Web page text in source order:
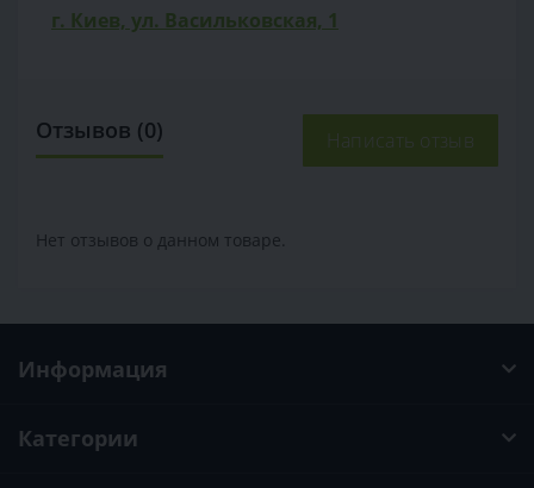
г. Киев, ул. Васильковская, 1
Отзывов (0) Написать отзыв
Нет отзывов о данном товаре.
Информация
Категории